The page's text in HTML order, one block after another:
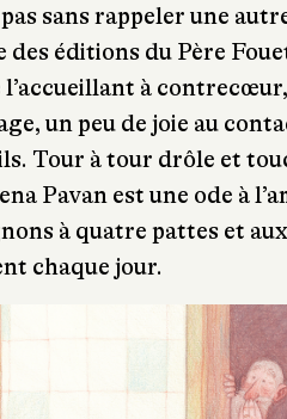
sans rappeler une
éditions du Père
à
un peu de joie au
Tour à tour drôle et
Pavan est une ode à
à quatre pattes et
chaque jour.